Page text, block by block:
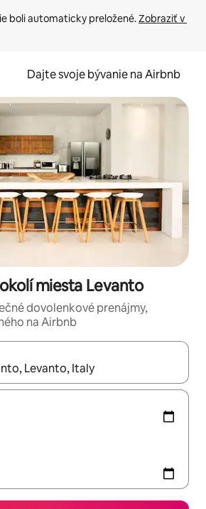
boli automaticky preložené. Zobraziť v
Dajte svoje bývanie na Airbnb
miesta Levanto
dovolenkové prenájmy,
na Airbnb
k dispozícii, môžete si ich prechádzať